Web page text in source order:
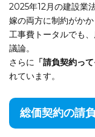
2025年12月の建設業
嫁の両方に制約がかか
工事費トータルでも
議論。
さらに 「請負契約っ
れています。
総価契約の請